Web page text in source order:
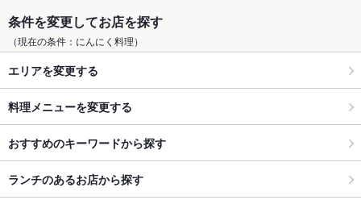
条件を変更してお店を探す
（現在の条件：にんにく料理）
エリアを変更する
料理メニューを変更する
おすすめのキーワードから探す
ランチのあるお店から探す